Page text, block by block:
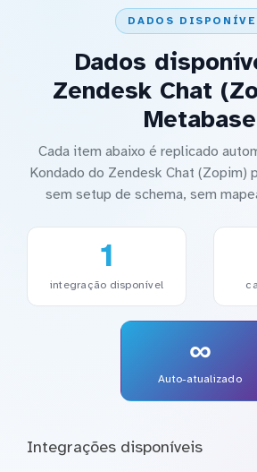
DADOS
Dados
Zendesk Chat
Metabase
Cada item abaixo é replicado
Kondado do Zendesk Chat (Zopim)
sem setup de schema, sem
1
integração disponível
∞
Auto-atualizado
Integrações disponíveis